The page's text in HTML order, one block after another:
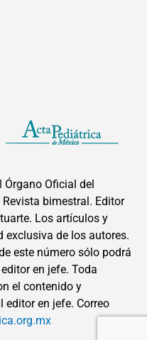
Órgano Oficial del
Revista bimestral. Editor
Los artículos y
de los autores.
este número sólo podrá
en jefe. Toda
el contenido y
editor en jefe. Correo